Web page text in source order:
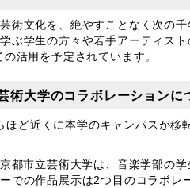
術文化を、絶やすことなく次の
ぶ学生の方々や若手アーティス
活用を予定されています。
術大学のコラボレーションに
ど近くに本学のキャンパスが移
都市立芸術大学は、音楽学部の
での作品展示は2つ目のコラボレ